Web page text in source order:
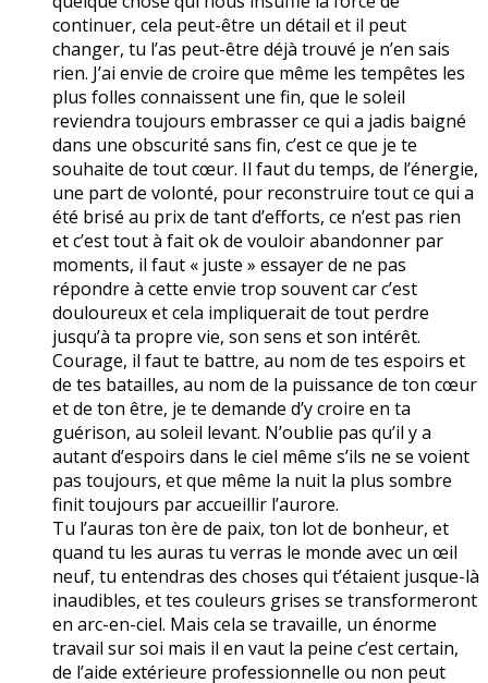
continuer, cela peut-être un détail et il peut
changer, tu l’as peut-être déjà trouvé je n’en sais
rien. J’ai envie de croire que même les tempêtes les
plus folles connaissent une fin, que le soleil
reviendra toujours embrasser ce qui a jadis baigné
dans une obscurité sans fin, c’est ce que je te
souhaite de tout cœur. Il faut du temps, de l’énergie,
une part de volonté, pour reconstruire tout ce qui a
été brisé au prix de tant d’efforts, ce n’est pas rien
et c’est tout à fait ok de vouloir abandonner par
moments, il faut « juste » essayer de ne pas
répondre à cette envie trop souvent car c’est
douloureux et cela impliquerait de tout perdre
jusqu’à ta propre vie, son sens et son intérêt.
Courage, il faut te battre, au nom de tes espoirs et
de tes batailles, au nom de la puissance de ton cœur
et de ton être, je te demande d’y croire en ta
guérison, au soleil levant. N’oublie pas qu’il y a
autant d’espoirs dans le ciel même s’ils ne se voient
pas toujours, et que même la nuit la plus sombre
finit toujours par accueillir l’aurore.
Tu l’auras ton ère de paix, ton lot de bonheur, et
quand tu les auras tu verras le monde avec un œil
neuf, tu entendras des choses qui t’étaient jusque-là
inaudibles, et tes couleurs grises se transformeront
en arc-en-ciel. Mais cela se travaille, un énorme
travail sur soi mais il en vaut la peine c’est certain,
de l’aide extérieure professionnelle ou non peut